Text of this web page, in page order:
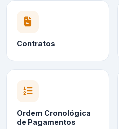
Contratos
Ordem Cronológica
de Pagamentos